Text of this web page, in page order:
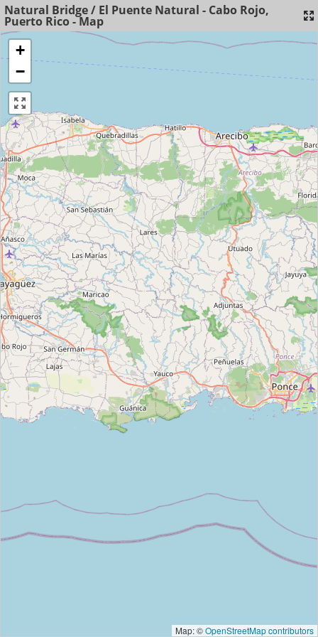
Natural Bridge / El Puente Natural - Cabo Rojo,
Puerto Rico - Map
+
−
Map: ©OpenStreetMap contributors